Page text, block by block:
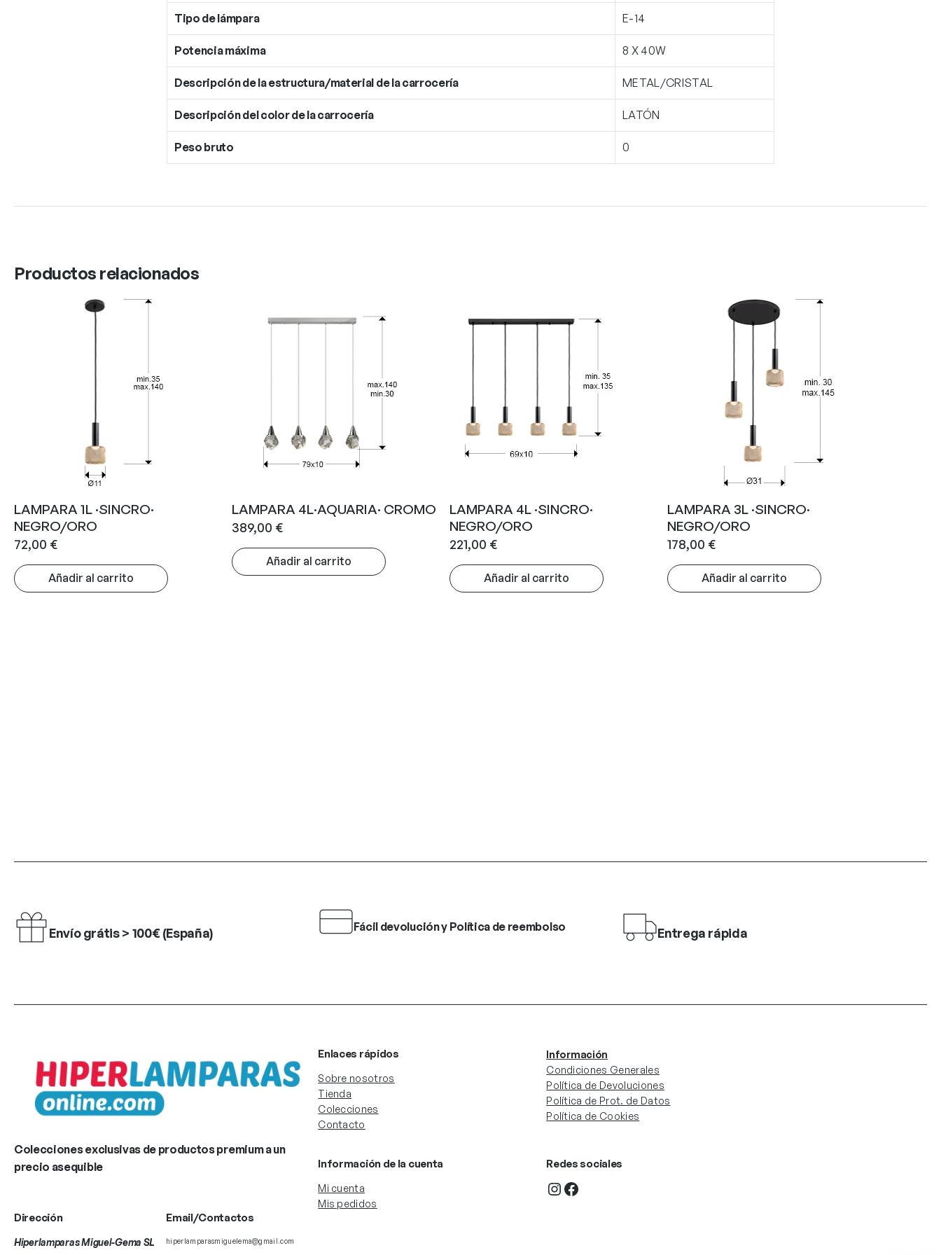
Tipo de lámpara E-14
Potencia máxima 8 X 40W
Descripción de la estructura/material de la carrocería METAL/CRISTAL
Descripción del color de la carrocería LATÓN
Peso bruto 0
Productos relacionados
LAMPARA 1L ·SINCRO·
NEGRO/ORO
72,00 €
Añadir al carrito
LAMPARA 4L·AQUARIA· CROMO
389,00 €
Añadir al carrito
LAMPARA 4L ·SINCRO·
NEGRO/ORO
221,00 €
Añadir al carrito
LAMPARA 3L ·SINCRO·
NEGRO/ORO
178,00 €
Añadir al carrito
Envío grátis > 100€ (España) Fácil devolución y Política de reembolso Entrega rápida
Colecciones exclusivas de productos premium a un
precio asequible
Dirección
Hiperlamparas Miguel-Gema SL
Email/Contactos
hiperlamparasmiguelema@gmail.com
Enlaces rápidos
Sobre nosotros
Tienda
Colecciones
Contacto
Información
Condiciones Generales
Política de Devoluciones
Política de Prot. de Datos
Política de Cookies
Información de la cuenta
Mi cuenta
Mis pedidos
Redes sociales
InstagramFacebook